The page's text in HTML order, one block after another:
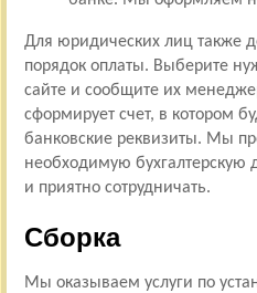
Для юридических лиц также
порядок оплаты. Выберите
сайте и сообщите их
сформирует счет, в котором
банковские реквизиты. Мы
необходимую бухгалтерскую
и приятно сотрудничать.
Сборка
Мы оказываем услуги по